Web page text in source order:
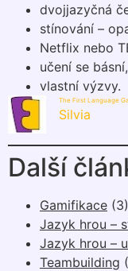
dvojjazyčná
stínování –
Netflix nebo
učení se básní,
vlastní výzvy.
The First Language
Silvia
Další
Gamifikace (3)
Jazyk hrou –
Jazyk hrou –
Teambuilding